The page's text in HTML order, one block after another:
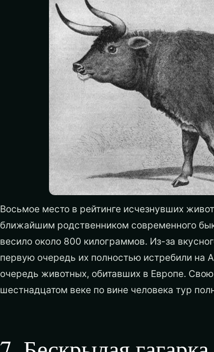
Восьмое место в рейтинге исчезнувших
ближайшим родственником современного
весило около 800 килограммов. Из-за
первую очередь их полностью истребили на
очередь животных, обитавших в Европе.
шестнадцатом веке по вине человека тур